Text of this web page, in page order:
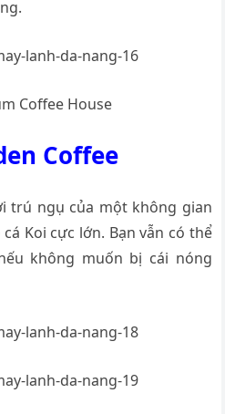
Coffee
trú ngụ của một không gian
Koi cực lớn. Bạn vẫn có thể
không muốn bị cái nóng